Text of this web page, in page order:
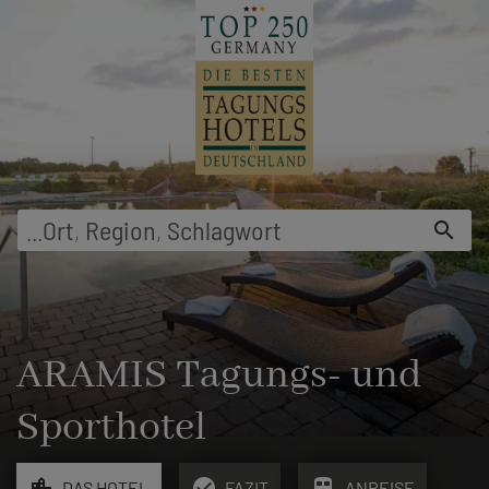
Ort, Region, Schlagwort search
ARAMIS Tagungs- und
Sporthotel